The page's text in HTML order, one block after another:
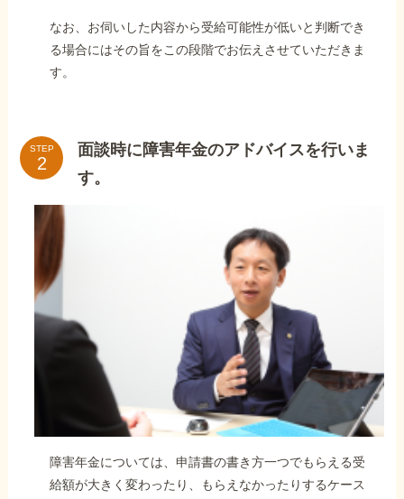
なお、お伺いした内容から受給可能性が低いと判断でき
る場合にはその旨をこの段階でお伝えさせていただきま
す。
STEP
面談時に障害年金のアドバイスを行いま
す。
障害年金については、申請書の書き方一つでもらえる受
給額が大きく変わったり、もらえなかったりするケース